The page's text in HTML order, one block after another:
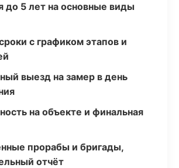
до 5 лет на основные виды
с графиком этапов и
выезд на замер в день
на объекте и финальная
прорабы и бригады,
отчёт